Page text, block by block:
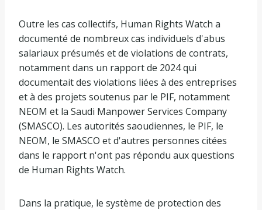
Outre les cas collectifs, Human Rights Watch a
documenté de nombreux cas individuels d'abus
salariaux présumés et de violations de contrats,
notamment dans un rapport de 2024 qui
documentait des violations liées à des entreprises
et à des projets soutenus par le PIF, notamment
NEOM et la Saudi Manpower Services Company
(SMASCO). Les autorités saoudiennes, le PIF, le
NEOM, le SMASCO et d'autres personnes citées
dans le rapport n'ont pas répondu aux questions
de Human Rights Watch.
Dans la pratique, le système de protection des